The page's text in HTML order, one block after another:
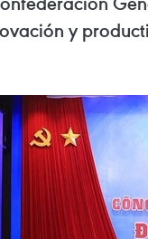
y